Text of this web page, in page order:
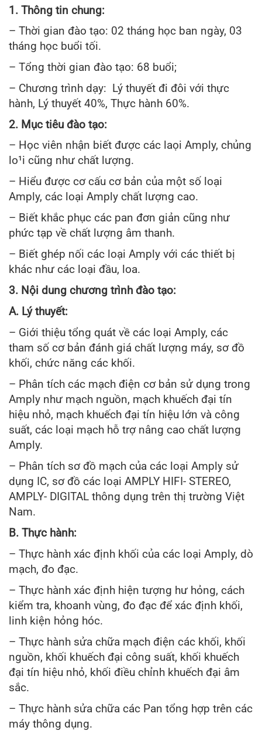
1. Thông tin chung:
– Thời gian đào tạo: 02 tháng học ban ngày, 03
tháng học buổi tối.
– Tổng thời gian đào tạo: 68 buổi;
– Chương trình dạy: Lý thuyết đi đôi với thực
hành, Lý thuyết 40%, Thực hành 60%.
2. Mục tiêu đào tạo:
– Học viên nhận biết được các laọi Amply, chủng
lo¹i cũng như chất lượng.
– Hiểu được cơ cấu cơ bản của một số loại
Amply, các loại Amply chất lượng cao.
– Biết khắc phục các pan đơn giản cũng như
phức tạp về chất lượng âm thanh.
– Biết ghép nối các loại Amply với các thiết bị
khác như các loại đầu, loa.
3. Nội dung chương trình đào tạo:
A. Lý thuyết:
– Giới thiệu tổng quát về các loại Amply, các
tham số cơ bản đánh giá chất lượng máy, sơ đồ
khối, chức năng các khối.
– Phân tích các mạch điện cơ bản sử dụng trong
Amply như mạch nguồn, mạch khuếch đại tín
hiệu nhỏ, mạch khuếch đại tín hiệu lớn và công
suất, các loại mạch hỗ trợ nâng cao chất lượng
Amply.
– Phân tích sơ đồ mạch của các loại Amply sử
dụng IC, sơ đồ các loại AMPLY HIFI- STEREO,
AMPLY- DIGITAL thông dụng trên thị trường Việt
Nam.
B. Thực hành:
– Thực hành xác định khối của các loại Amply, dò
mạch, đo đạc.
– Thực hành xác định hiện tượng hư hỏng, cách
kiểm tra, khoanh vùng, đo đạc để xác định khối,
linh kiện hỏng hóc.
– Thực hành sửa chữa mạch điện các khối, khối
nguồn, khối khuếch đại công suất, khối khuếch
đại tín hiệu nhỏ, khối điều chỉnh khuếch đại âm
sắc.
– Thực hành sửa chữa các Pan tổng hợp trên các
máy thông dụng.